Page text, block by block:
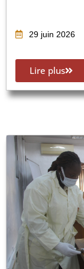
29 juin 2026
Lire plus